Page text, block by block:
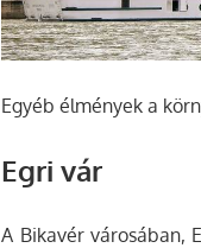
Egyéb élmények a
Egri vár
A Bikavér városában,